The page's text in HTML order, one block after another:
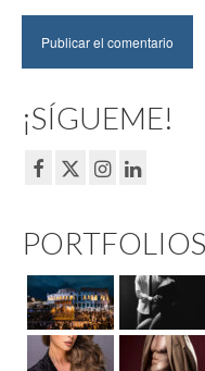
¡SÍGUEME!
PORTFOLIOS